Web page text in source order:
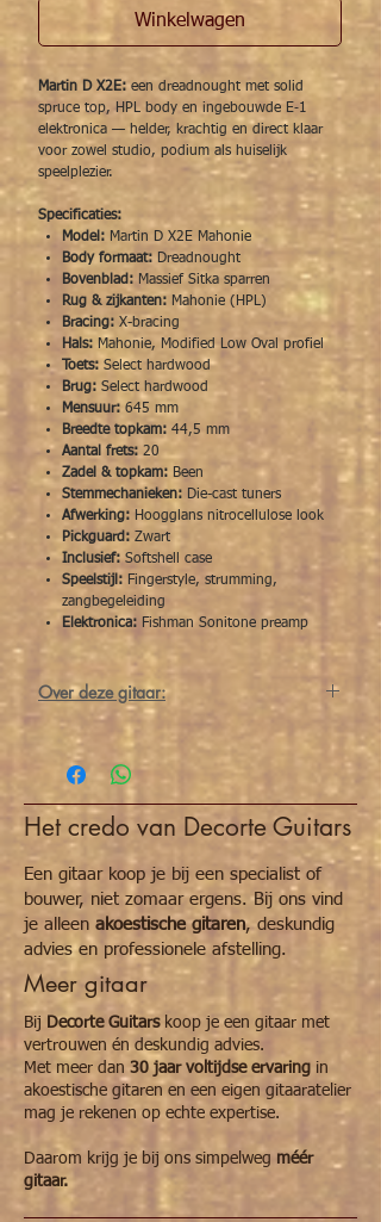
Winkelwagen
Martin D X2E: een dreadnought met solid
spruce top, HPL body en ingebouwde E‑1
elektronica — helder, krachtig en direct klaar
voor zowel studio, podium als huiselijk
speelplezier.
Specificaties:
Model: Martin D X2E Mahonie
Body formaat: Dreadnought
Bovenblad: Massief Sitka sparren
Rug & zijkanten: Mahonie (HPL)
Bracing: X-bracing
Hals: Mahonie, Modified Low Oval profiel
Toets: Select hardwood
Brug: Select hardwood
Mensuur: 645 mm
Breedte topkam: 44,5 mm
Aantal frets: 20
Zadel & topkam: Been
Stemmechanieken: Die-cast tuners
Afwerking: Hoogglans nitrocellulose look
Pickguard: Zwart
Inclusief:Softshell case
Speelstijl: Fingerstyle, strumming,
zangbegeleiding
Elektronica: Fishman Sonitone preamp
Over deze gitaar:
Martin D X2E
is een krachtige,
comfortabele dreadnought model gitaar met
een solid vuren bovenblad en duurzame HPL
rug- en zijkanten met een uitstekende bouw
en veelzijdige klank.
Dankzij de klassieke dreadnought vorm
levert hij eenheldere, projectieve toon met
een sterke bas en rijke boventonen
die
ideaal zijn voor strumming, fingerpicking en
live‑optredens.
De Martin E‑1 elektronica met tuner, volume,
tone en phase‑controls maakt hem direct
klaar om geamplificeerd te spelen. Met
comfortabele halscontour, goed bespeelbare
toets en kwaliteitsvolle softcase is dit een
uitstekende all‑round folk gitaar voor elk
Het credo van Decorte Guitars
Een gitaar koop je bij een specialist of
bouwer, niet zomaar ergens. Bij ons vind
je alleen akoestische gitaren, deskundig
advies en professionele afstelling.
Meer gitaar
Bij Decorte Guitarskoop je een gitaar met
vertrouwen én deskundig advies.
Met meer dan 30 jaar voltijdse ervaring in
akoestische gitaren en een eigen gitaaratelier
mag je rekenen op echte expertise.
Daarom krijg je bij ons simpelweg méér
gitaar.